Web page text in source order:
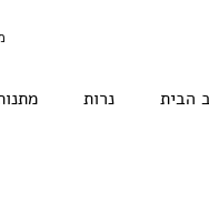
הבית נרות